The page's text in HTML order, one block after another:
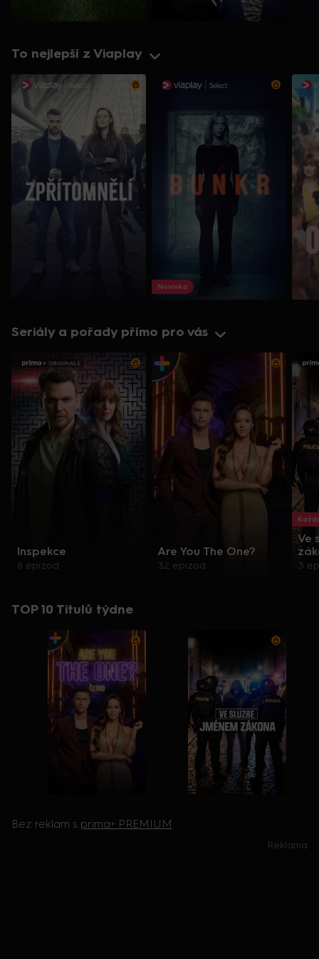
pak dojí mléko s jedinečnou chutí. Na statku se vyrábějí sýry,
které mají delikátní chuť, a proto jsou oblíbené i za hranicí
Pomocí vody hospodyně Alžběta pomáhá ženám otěhotnět.
Všichni v okolí si myslí, že to jsou jen Alžbětiny čáry, vše se
změní v okamžiku, kdy se udělají rozbory. Ukáže se, že voda
má opravdu složení, které může léčit poruchy plodnosti, a je
jasné, že se objeví chytráci, kteří by vodu chtěli zpeněžit. Do
malého penzionu, který je součástí statku, jezdí různí hosté.
Rodiny, milenci, záletníci, teambuldingové party. Všechny tyto
příběhy seriál Slunečná sleduje.
To nejlepší z Viaplay
Novinka
Seriály a pořady přímo pro vás
Inspekce
8 epizod
Are You The One?
32 epizod
Ve
3
TOP 10 Titulů týdne
Bez reklam s prima+ PREMIUM
Reklama